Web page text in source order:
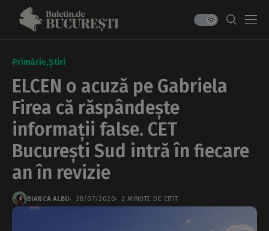
Primărie Știri
ELCEN o acuză pe Gabriela
Firea că răspândește
informații false. CET
București Sud intră în fiecare
an în revizie
BIANCA ALBU 28/07/2020 2 MINUTE DE CITIT